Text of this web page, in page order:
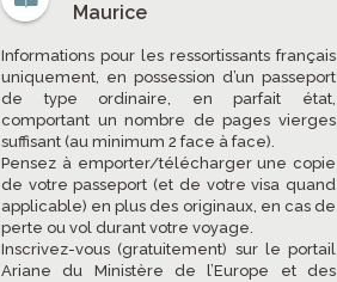
Maurice
Informations pour les ressortissants français
uniquement, en possession d’un passeport
de type ordinaire, en parfait état,
comportant un nombre de pages vierges
suffisant (au minimum 2 face à face).
Pensez à emporter/télécharger une copie
de votre passeport (et de votre visa quand
applicable) en plus des originaux, en cas de
perte ou vol durant votre voyage.
Inscrivez-vous (gratuitement) sur le portail
Ariane du Ministère de l’Europe et des